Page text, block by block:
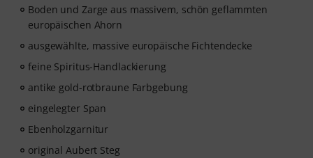
Boden und Zarge aus massivem, schön geflammten
europäischen Ahorn
ausgewählte, massive europäische Fichtendecke
feine Spiritus-Handlackierung
antike gold-rotbraune Farbgebung
eingelegter Span
Ebenholzgarnitur
original Aubert Steg